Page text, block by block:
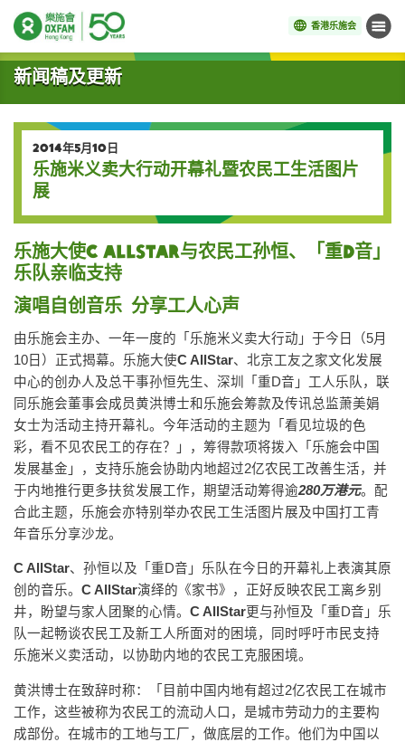
香港乐施会 菜单
开始主要内容
新闻稿及更新
2014年5月10日
乐施米义卖大行动开幕礼暨农民工生活图片
展
乐施大使C AllStar与农民工孙恒、「重D音」
乐队亲临支持
演唱自创音乐 分享工人心声
由乐施会主办、一年一度的「乐施米义卖大行动」于今日（5月
10日）正式揭幕。乐施大使C AllStar、北京工友之家文化发展
中心的创办人及总干事孙恒先生、深圳「重D音」工人乐队，联
同乐施会董事会成员黄洪博士和乐施会筹款及传讯总监萧美娟
女士为活动主持开幕礼。今年活动的主题为「看见垃圾的色
彩，看不见农民工的存在？」，筹得款项将拨入「乐施会中国
发展基金」，支持乐施会协助内地超过2亿农民工改善生活，并
于内地推行更多扶贫发展工作，期望活动筹得逾280万港元。配
合此主题，乐施会亦特别举办农民工生活图片展及中国打工青
年音乐分享沙龙。
C AllStar、孙恒以及「重D音」乐队在今日的开幕礼上表演其原
创的音乐。 C AllStar演绎的《家书》，正好反映农民工离乡别
井，盼望与家人团聚的心情。 C AllStar更与孙恒及「重D音」乐
队一起畅谈农民工及新工人所面对的困境，同时呼吁市民支持
乐施米义卖活动，以协助内地的农民工克服困境。
黄洪博士在致辞时称：「目前中国内地有超过2亿农民工在城市
工作，这些被称为农民工的流动人口，是城市劳动力的主要构
成部份。在城市的工地与工厂，做底层的工作。他们为中国以